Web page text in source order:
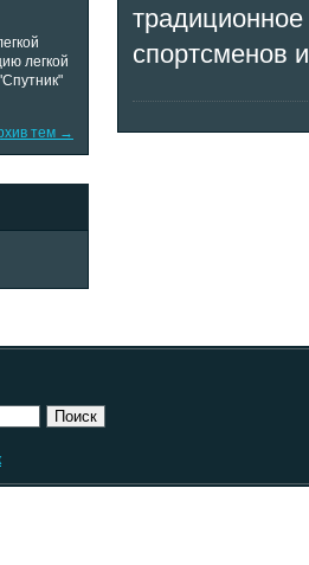
легкой
тем →
спортсменов
Поиск